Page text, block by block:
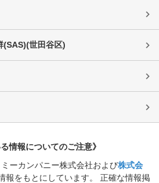
(SAS)(世田谷区)
情報についてのご注意》
ーカンパニー株式会社および株式会
報をもとにしています。 正確な情報掲